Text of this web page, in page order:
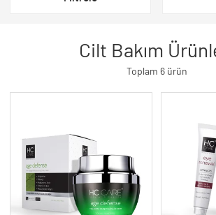
Cilt Bakım
Toplam 6 ürün